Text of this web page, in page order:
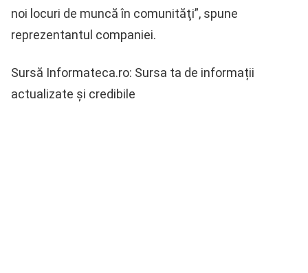
noi locuri de muncă în comunităţi”, spune
reprezentantul companiei.
Sursă Informateca.ro: Sursa ta de informații
actualizate și credibile